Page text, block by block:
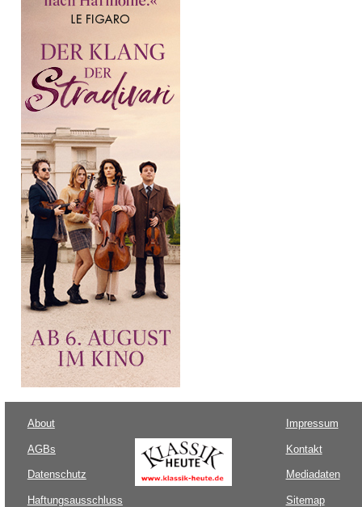
About
AGBs
Datenschutz
Haftungsausschluss
Impressum
Kontakt
Mediadaten
Sitemap